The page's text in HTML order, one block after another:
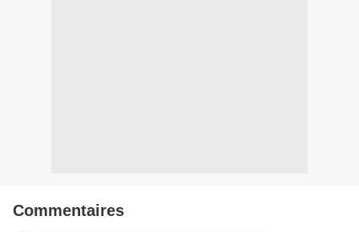
Commentaires